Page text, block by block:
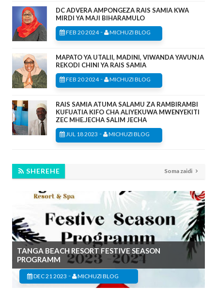
DC ADVERA AMPONGEZA RAIS SAMIA KWA
MIRDI YA MAJI BIHARAMULO
FEB 20 2024- MICHUZI BLOG
MAPATO YA UTALII, MADINI, VIWANDA YAVUNJA
REKODI CHINI YA RAIS SAMIA
FEB 20 2024- MICHUZI BLOG
RAIS SAMIA ATUMA SALAMU ZA RAMBIRAMBI
KUFUATIA KIFO CHA ALIYEKUWA MWENYEKITI
ZEC MHE.JECHA SALIM JECHA
JUL 18 2023 - MICHUZI BLOG
SHEREHE Soma zaidi
TANGA BEACH RESORT FESTIVE SEASON
PROGRAMM
DEC 21 2023 - MICHUZI BLOG